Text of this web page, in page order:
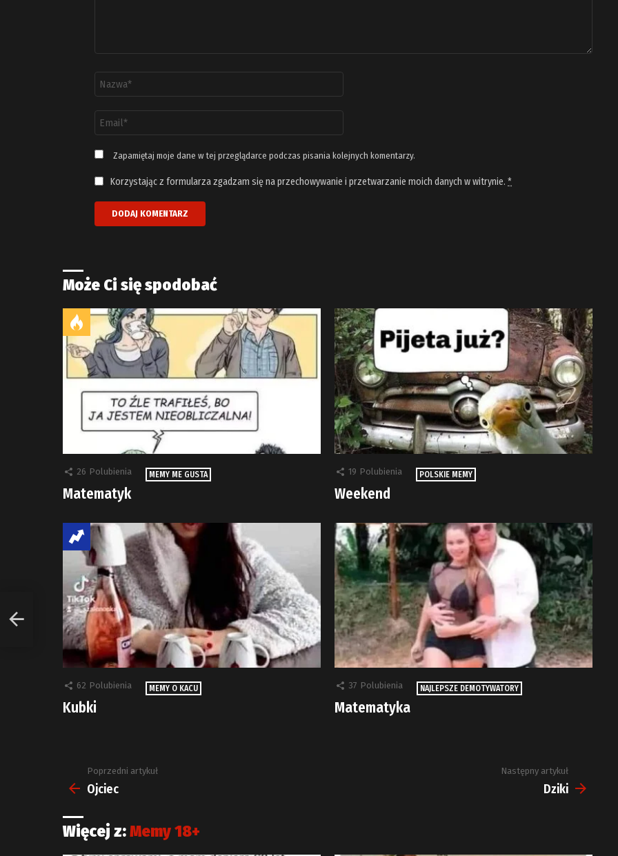
email
*
Zapamiętaj moje dane w tej przeglądarce podczas pisania kolejnych komentarzy.
Korzystając z formularza zgadzam się na przechowywanie i przetwarzanie moich danych w witrynie. *
Może Ci się spodobać
26 Polubienia MEMY ME GUSTA
Matematyk
19 Polubienia POLSKIE MEMY
Weekend
62 Polubienia MEMY O KACU
Kubki
37 Polubienia NAJLEPSZE DEMOTYWATORY
Matematyka
Zobacz
więcej
Poprzedni artykuł
Ojciec
Następny artykuł
Dziki
Więcej z:Memy 18+